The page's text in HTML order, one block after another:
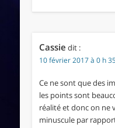
Cassie dit :
10 février 2017 à 0 h
Ce ne sont que des
les points sont
réalité et donc on ne
minuscule par